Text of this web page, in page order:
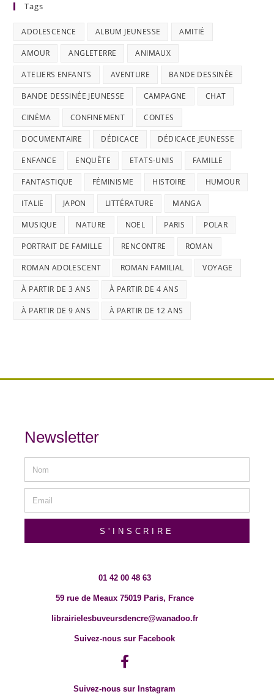
Tags
ADOLESCENCE ALBUM JEUNESSE AMITIÉ
AMOUR ANGLETERRE ANIMAUX
ATELIERS ENFANTS AVENTURE BANDE DESSINÉE
BANDE DESSINÉE JEUNESSE CAMPAGNE CHAT
CINÉMA CONFINEMENT CONTES
DOCUMENTAIRE DÉDICACE DÉDICACE JEUNESSE
ENFANCE ENQUÊTE ETATS-UNIS FAMILLE
FANTASTIQUE FÉMINISME HISTOIRE HUMOUR
ITALIE JAPON LITTÉRATURE MANGA
MUSIQUE NATURE NOËL PARIS POLAR
PORTRAIT DE FAMILLE RENCONTRE ROMAN
ROMAN ADOLESCENT ROMAN FAMILIAL VOYAGE
À PARTIR DE 3 ANS À PARTIR DE 4 ANS
À PARTIR DE 9 ANS À PARTIR DE 12 ANS
Newsletter
S'INSCRIRE
01 42 00 48 63
59 rue de Meaux 75019 Paris, France
librairielesbuveursdencre@wanadoo.fr
Suivez-nous sur Facebook
Suivez-nous sur Instagram